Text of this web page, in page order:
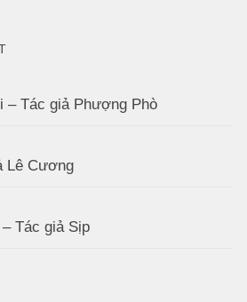
– Tác giả Phượng Phò
Lê Cương
Tác giả Sịp